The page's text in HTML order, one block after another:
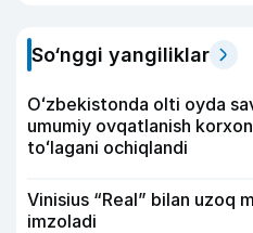
So‘nggi yangiliklar
Oʻzbekistonda olti oyda
umumiy ovqatlanish
toʻlagani ochiqlandi
Vinisius “Real” bilan uzoq
imzoladi